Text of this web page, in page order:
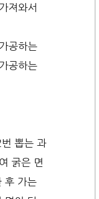
져와서
공하는
공하는
뽑는 과
굵은 면
후 가는